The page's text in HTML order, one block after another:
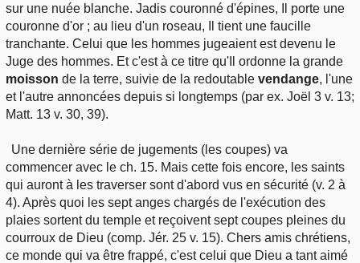
sur une nuée blanche. Jadis couronné d'épines, Il porte une
couronne d'or ; au lieu d'un roseau, Il tient une faucille
tranchante. Celui que les hommes jugeaient est devenu le
Juge des hommes. Et c'est à ce titre qu'Il ordonne la grande
moisson de la terre, suivie de la redoutable vendange, l'une
et l'autre annoncées depuis si longtemps (par ex. Joël 3 v. 13;
Matt. 13 v. 30, 39).
Une dernière série de jugements (les coupes) va
commencer avec le ch. 15. Mais cette fois encore, les saints
qui auront à les traverser sont d'abord vus en sécurité (v. 2 à
4). Après quoi les sept anges chargés de l'exécution des
plaies sortent du temple et reçoivent sept coupes pleines du
courroux de Dieu (comp. Jér. 25 v. 15). Chers amis chrétiens,
ce monde qui va être frappé, c'est celui que Dieu a tant aimé